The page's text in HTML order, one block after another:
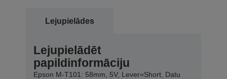
Lejupielādes
Lejupielādēt
papildinformāciju
Epson M-T101: 58mm, 5V, Lever=Short, Datu